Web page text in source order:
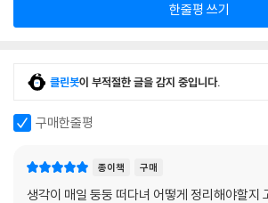
한줄평 쓰기
클린봇이 부적절한 글을 감지 중입니다.
구매한줄평
종이책 구매
생각이 매일 둥둥 떠다녀 어떻게 정리해야할지